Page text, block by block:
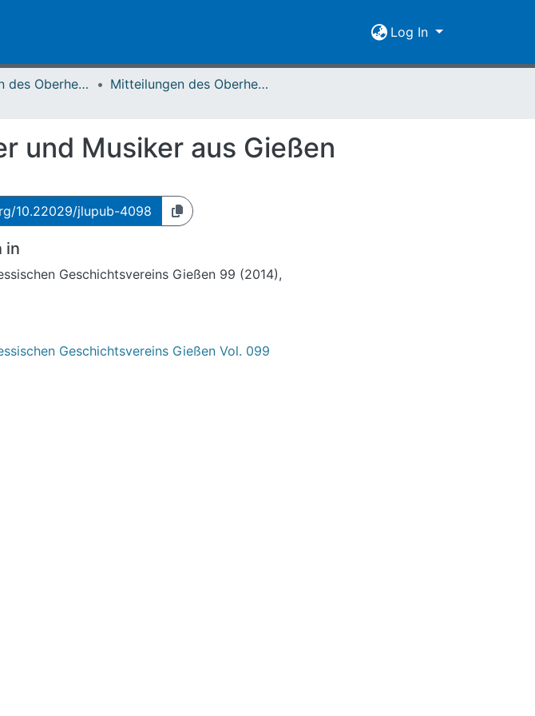
Log In
Mitteilungen des Oberhessischen Geschichtsvereins Gießen
Mitteilungen des Oberhessischen Geschichtsvereins Gießen Vol. 099 (2014)
und Musiker aus Gießen
10.22029/jlupub-4098
in
Geschichtsvereins Gießen 99 (2014),
Geschichtsvereins Gießen Vol. 099